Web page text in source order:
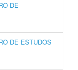
DE
DE ESTUDOS